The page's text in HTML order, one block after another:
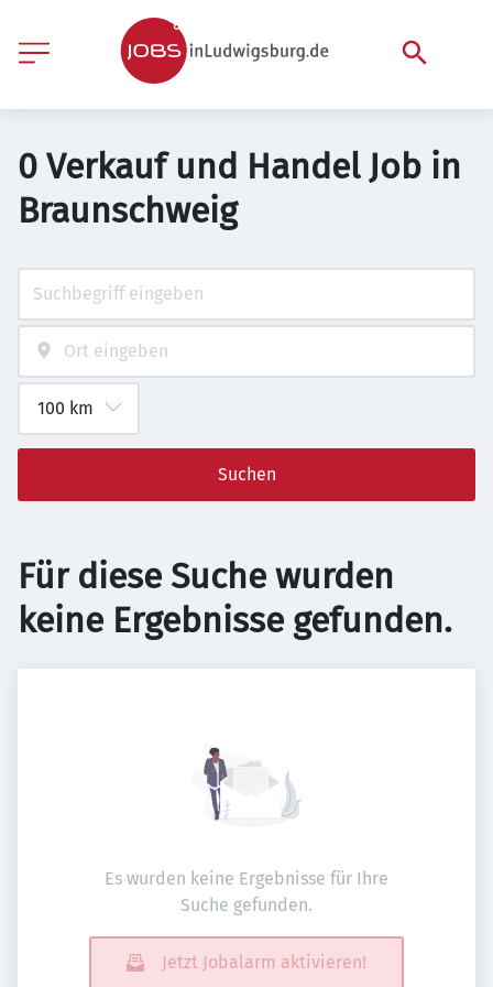
0 Verkauf und Handel Job in
Braunschweig
Suchen
Für diese Suche wurden
keine Ergebnisse gefunden.
Es wurden keine Ergebnisse für Ihre
Suche gefunden.
Jetzt Jobalarm aktivieren!